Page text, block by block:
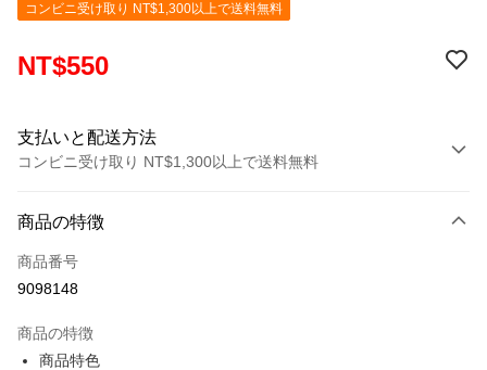
コンビニ受け取り NT$1,300以上で送料無料
NT$550
支払いと配送方法
コンビニ受け取り NT$1,300以上で送料無料
クレジットカード1回払い
コンビニ店頭代金引換
Apple Pay
商品の特徴
商品番号
9098148
商品の特徴
商品特色